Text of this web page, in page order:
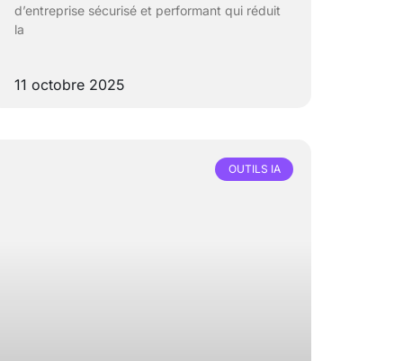
d’entreprise sécurisé et performant qui réduit
la
11 octobre 2025
OUTILS IA